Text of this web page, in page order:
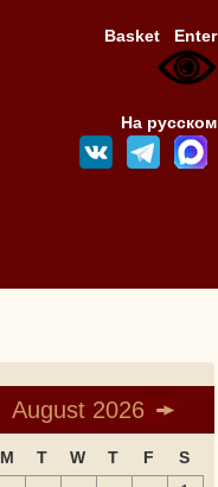
Basket Enter
На русском
August 2026
M T W T F
S